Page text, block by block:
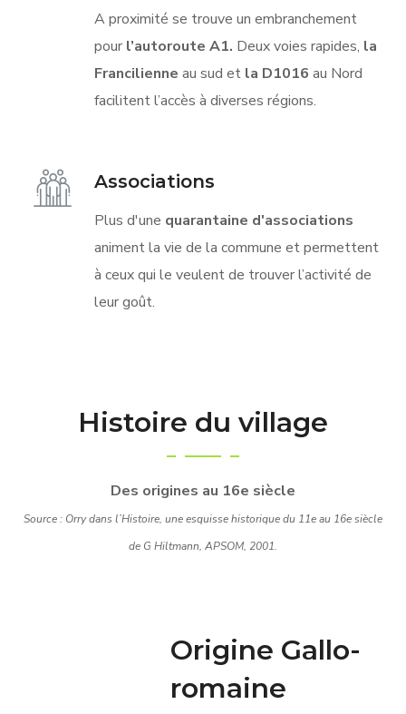
A proximité se trouve un embranchement
pour l’autoroute A1. Deux voies rapides, la
Francilienne au sud et la D1016 au Nord
facilitent l’accès à diverses régions.
Associations
Plus d'une quarantaine d'associations
animent la vie de la commune et permettent
à ceux qui le veulent de trouver l’activité de
leur goût.
Histoire du village
Des origines au 16e siècle
Source : Orry dans l’Histoire, une esquisse historique du 11e au 16e siècle
de G Hiltmann, APSOM, 2001.
Origine Gallo-
romaine